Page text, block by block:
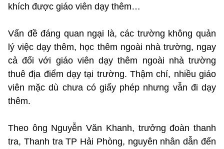
khích được giáo viên dạy thêm…
Vấn đề đáng quan ngại là, các trường không quản
lý việc dạy thêm, học thêm ngoài nhà trường, ngay
cả đối với giáo viên dạy thêm ngoài nhà trường
thuê địa điểm dạy tại trường. Thậm chí, nhiều giáo
viên mặc dù chưa có giấy phép nhưng vẫn đi dạy
thêm.
Theo ông Nguyễn Văn Khanh, trưởng đoàn thanh
tra, Thanh tra TP Hải Phòng, nguyên nhân dẫn đến